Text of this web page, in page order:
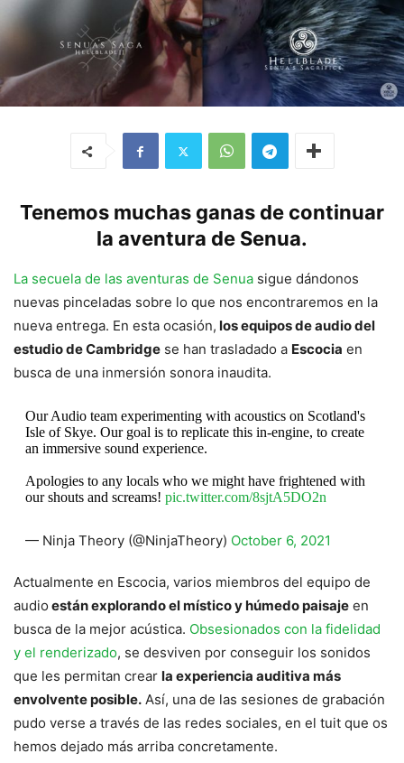
Tenemos muchas ganas de continuar
la aventura de Senua.
La secuela de las aventuras de Senua sigue dándonos
nuevas pinceladas sobre lo que nos encontraremos en la
nueva entrega. En esta ocasión, los equipos de audio del
estudio de Cambridge se han trasladado a Escocia en
busca de una inmersión sonora inaudita.
Our Audio team experimenting with acoustics on Scotland's
Isle of Skye. Our goal is to replicate this in-engine, to create
an immersive sound experience.
Apologies to any locals who we might have frightened with
our shouts and screams! pic.twitter.com/8sjtA5DO2n
— Ninja Theory (@NinjaTheory) October 6, 2021
Actualmente en Escocia, varios miembros del equipo de
audio están explorando el místico y húmedo paisaje en
busca de la mejor acústica. Obsesionados con la fidelidad
y el renderizado, se desviven por conseguir los sonidos
que les permitan crear la experiencia auditiva más
envolvente posible. Así, una de las sesiones de grabación
pudo verse a través de las redes sociales, en el tuit que os
hemos dejado más arriba concretamente.